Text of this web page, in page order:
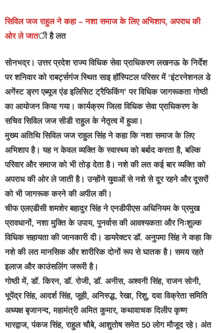
सिविल जज राहुल ने कहा – नशा समाज के लिए अभिशाप, अपराध की
ओर ले जाती है लत
सोनभद्र।उत्तर प्रदेश राज्य विधिक सेवा प्राधिकरण लखनऊ के निर्देश
पर शनिवार को राबर्ट्सगंज स्थित साइ हॉस्पिटल परिसर में ‘इंटरनेशनल डे
अगेंस्ट ड्रग एब्यूज एंड इलिसिट ट्रैफिकिंग’ पर विधिक जागरूकता गोष्ठी
का आयोजन किया गया। कार्यक्रम जिला विधिक सेवा प्राधिकरण के
सचिव सिविल जज सीडी राहुल के नेतृत्व में हुआ।
मुख्य अतिथि सिविल जज राहुल सिंह ने कहा कि नशा समाज के लिए
अभिशाप है। यह न केवल व्यक्ति के स्वास्थ्य को बर्बाद करता है, बल्कि
परिवार और समाज को भी तोड़ देता है। नशे की लत कई बार व्यक्ति को
अपराध की ओर ले जाती है। उन्होंने युवाओं से नशे से दूर रहने और दूसरों
को भी जागरूक करने की अपील की।
चीफ एलएडीसी शमशेर बहादुर सिंह ने एनडीपीएस अधिनियम के प्रमुख
प्रावधानों, नशा मुक्ति के उपाय, पुनर्वास की आवश्यकता और निःशुल्क
विधिक सहायता की जानकारी दी। डायरेक्टर डॉ. अनुपमा सिंह ने कहा कि
नशे की लत मानसिक और शारीरिक दोनों रूप से घातक है। समय रहते
इलाज और काउंसलिंग जरूरी है।
गोष्ठी में, डॉ. किरन, डॉ. रोजी, डॉ. अनीस, अश्वनी सिंह, राजन सोनी,
भूपेंद्र सिंह, आदर्श सिंह, जूही, अनिरुद्ध, रेखा, रिशु, दवा विक्रेता समिति
अध्यक्ष बृजानन्द, महामंत्री अमित कुमार, कथावाचक दिलीप कृष्ण
भारद्वाज, पंकज सिंह, राहुल चौबे, आशुतोष समेत 50 लोग मौजूद रहे। अंत